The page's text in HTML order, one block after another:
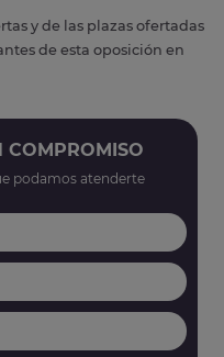
y de las plazas ofertadas
de esta oposición en
COMPROMISO
podamos atenderte